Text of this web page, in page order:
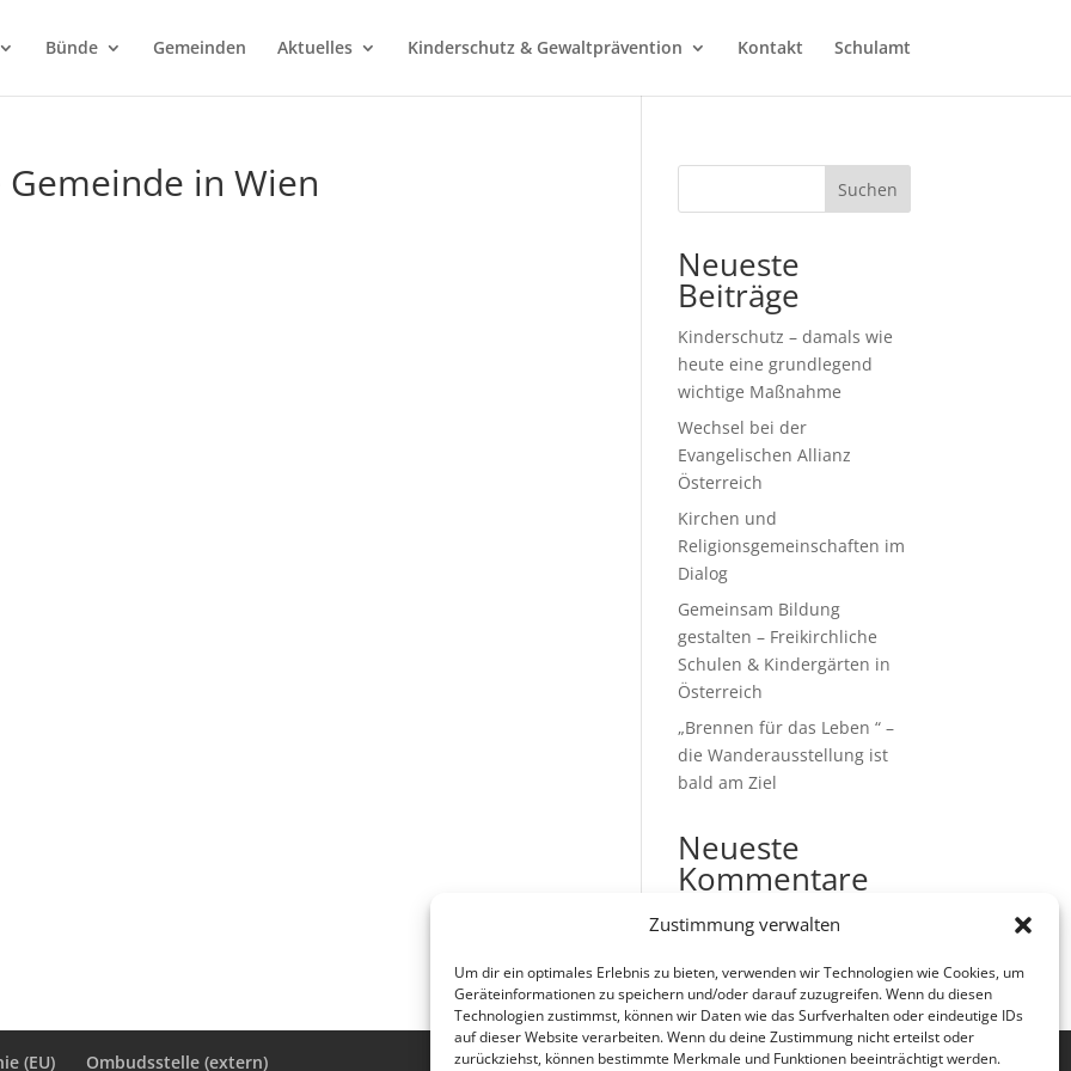
Zustimmung verwalten
Um dir ein optimales Erlebnis zu bieten, verwenden wir Technologien wie Cookies, um
Geräteinformationen zu speichern und/oder darauf zuzugreifen. Wenn du diesen
Technologien zustimmst, können wir Daten wie das Surfverhalten oder eindeutige IDs
auf dieser Website verarbeiten. Wenn du deine Zustimmung nicht erteilst oder
zurückziehst, können bestimmte Merkmale und Funktionen beeinträchtigt werden.
Bünde Gemeinden Aktuelles Kinderschutz & Gewaltprävention Kontakt Schulamt
in Wien Suchen
Neueste
Beiträge
Kinderschutz – damals wie
heute eine grundlegend
wichtige Maßnahme
Wechsel bei der
Evangelischen Allianz
Österreich
Kirchen und
Religionsgemeinschaften im
Dialog
Gemeinsam Bildung
gestalten – Freikirchliche
Schulen & Kindergärten in
Österreich
„Brennen für das Leben “ –
die Wanderausstellung ist
bald am Ziel
Neueste
Kommentare
Es sind keine Kommentare
(EU) Ombudsstelle (extern)